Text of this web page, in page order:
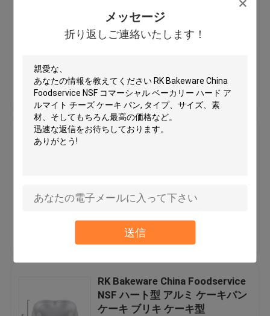
メッセージ
折り返しご連絡いたします！
送信
NSF 9インチ X 9インチ グレーズ
ノンスティック プロフェッショ
ナル スクエア アルミニウム ケー
MOQ：50
ベストプライス お問い合わせ
RK Bakeware China Foodservice
価格：$10-20 PIECES
RK Bakeware China Foodservice
NSF ハート型 アルミ ケーキパン
ケーキ ブリキ ケーキ型